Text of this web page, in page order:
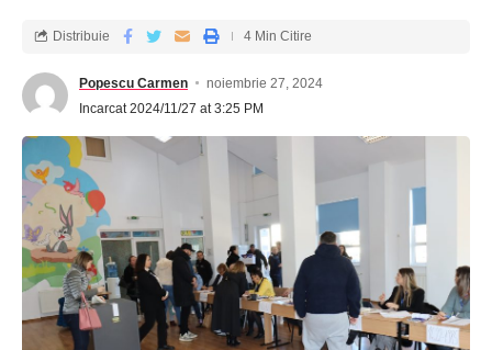
Popescu Carmen
noiembrie 27, 2024
Incarcat 2024/11/27 at 3:25 PM
Distribuie 4 Min Citire